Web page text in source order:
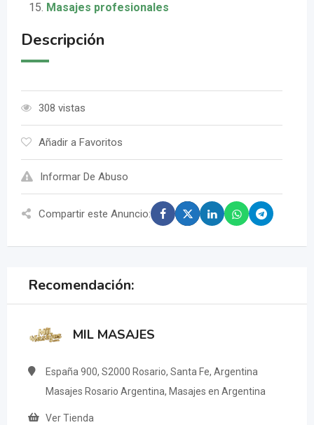
Masajes profesionales
Descripción
308 vistas
Añadir a Favoritos
Informar De Abuso
Compartir este Anuncio:
Recomendación:
MIL MASAJES
España 900, S2000 Rosario, Santa Fe, Argentina
Masajes Rosario Argentina, Masajes en Argentina
Ver Tienda